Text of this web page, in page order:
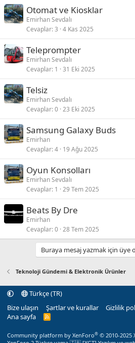
Otomat ve Kiosklar
Emirhan Sevdalı
Cevaplar 3 4 Kas 2025
Teleprompter
Emirhan Sevdalı
Cevaplar 1 31 Eki 2025
Telsiz
Emirhan Sevdalı
Cevaplar 0 23 Eki 2025
Samsung Galaxy Buds
Emirhan
Cevaplar 4 19 Ağu 2025
Oyun Konsolları
Emirhan Sevdalı
Cevaplar 1 29 Tem 2025
Beats By Dre
Emirhan
Cevaplar 0 28 Tem 2025
Buraya mesaj yazmak için üye
Teknoloji Gündemi & Elektronik Ürünler
Türkçe (TR)
Bize ulaşın
Şartlar ve kurallar Gizlilik
Ana sayfa
R
Community platform by XenForo® © 2010-2025